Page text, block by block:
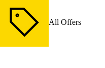
All Offers